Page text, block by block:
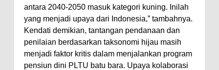
antara 2040-2050 masuk kategori kuning. Inilah
yang menjadi upaya dari Indonesia,” tambahnya.
Kendati demikian, tantangan pendanaan dan
penilaian berdasarkan taksonomi hijau masih
menjadi faktor kritis dalam menjalankan program
pensiun dini PLTU batu bara. Upaya kolaborasi